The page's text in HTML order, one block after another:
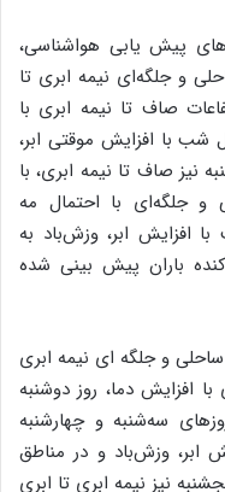
پیش یابی هواشناسی،
و جلگه‌ای نیمه ابری تا
صاف تا نیمه‌ ابری با
شب با افزایش موقتی ابر،
نیز صاف تا نیمه‌ ابری، با
و جلگه‌ای با احتمال مه
افزایش ابر، وزش‌باد به
باران پیش بینی شده
و جلگه ای نیمه ابری
افزایش‌ دما، روز دوشنبه
سه‌شنبه و چهارشنبه
ابر، وزش‌باد و در مناطق
نیز نیمه ابری تا ابری